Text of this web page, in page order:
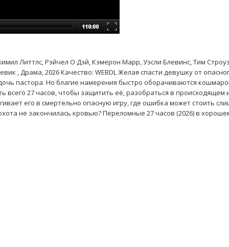
Литтлс, Рэйчел О Дэй, Кэмерон Марр, Уэсли Блевинс, Тим
, Драма, 2026 Качество: WEBDL Желая спасти девушку от
пастора. Но благие намерения быстро оборачиваются
всего 27 часов, чтобы защитить её, разобраться в происходящем
его в смертельно опасную игру, где ошибка может стоить
не закончилась кровью? Переломные 27 часов (2026) в